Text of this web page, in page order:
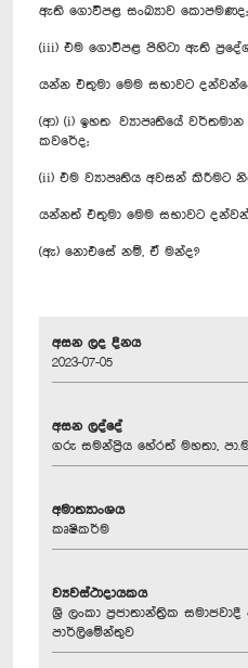
ඇති ගොවිපළ සංඛ්‍යාව කොපමණද;
(iii) එම ගොවිපළ පිහිටා ඇති
යන්න එතුමා මෙම සභාවට
(ආ) (i) ඉහත ව්‍යාපෘතියේ
කවරේද;
(ii) එම ව්‍යාපෘතිය අවසන් කිරීමට
යන්නත් එතුමා මෙම සභාවට
(ඇ) නොඑසේ නම්, ඒ මන්ද?
අසන ලද දිනය
2023-07-05
අසන ලද්දේ
ගරු සමන්ප්‍රිය හේරත් මහතා,
අමාත්‍යාංශය
කෘෂිකර්ම
ව්‍යවස්ථාදායකය
ශ්‍රී ලංකා ප්‍රජාතාන්ත්‍රික
පාර්ලිමේන්තුව